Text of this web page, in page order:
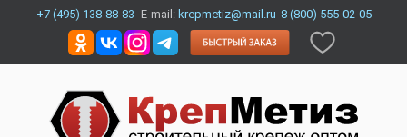
+7 (495) 138-88-83 E-mail: krepmetiz@mail.ru 8 (800) 555-02-05